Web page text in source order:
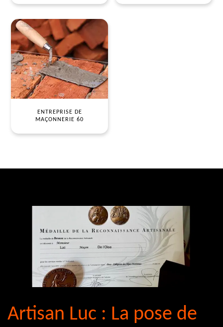
ENTREPRISE DE
MAÇONNERIE 60
Artisan Luc : La pose de